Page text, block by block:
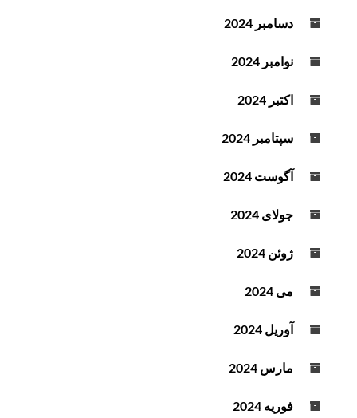
دسامبر 2024
نوامبر 2024
اکتبر 2024
سپتامبر 2024
آگوست 2024
جولای 2024
ژوئن 2024
می 2024
آوریل 2024
مارس 2024
فوریه 2024